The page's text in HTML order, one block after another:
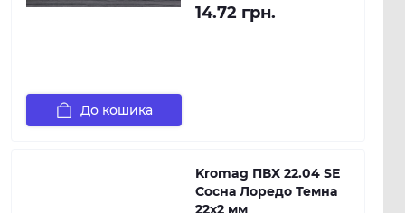
14.72 грн.
До кошика
Kromag ПВХ 22.04 SЕ
Сосна Лоредо Темна
22х2 мм